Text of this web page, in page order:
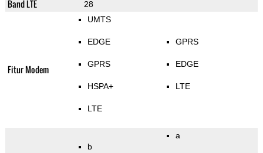
Band LTE 28
Fitur Modem
UMTS
EDGE
GPRS
HSPA+
LTE
GPRS
EDGE
LTE
b
a